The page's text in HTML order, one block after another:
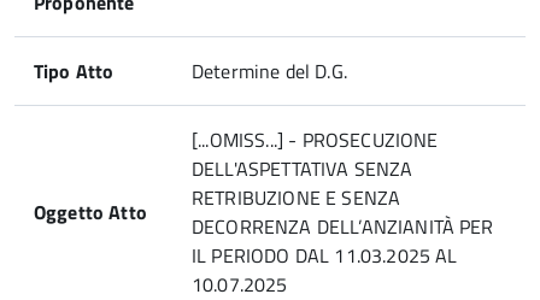
Tipo Atto Determine del D.G.
Oggetto Atto
[...OMISS...] - PROSECUZIONE
DELL'ASPETTATIVA SENZA
RETRIBUZIONE E SENZA
DECORRENZA DELL’ANZIANITÀ PER
IL PERIODO DAL 11.03.2025 AL
10.07.2025